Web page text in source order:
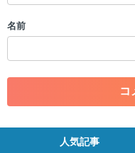
・一度削除された投稿を
・アカウントの売買な
・各ゲームのネタバレ
・その他、管理者が不
だけますでしょうか。
名前
人気記事